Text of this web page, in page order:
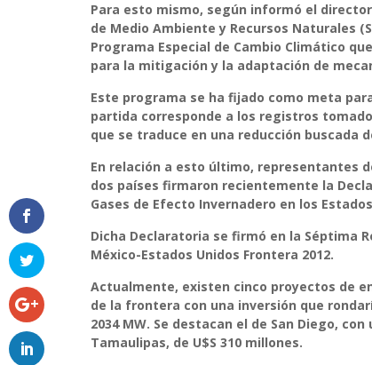
Para esto mismo, según informó el
de Medio Ambiente y Recursos Naturales
Programa Especial de Cambio Climático
para la mitigación y la adaptación de
Este programa se ha fijado como meta
partida corresponde a los registros
que se traduce en una reducción buscada
En relación a esto último, representantes
dos países firmaron recientemente la
Gases de Efecto Invernadero en los
Dicha Declaratoria se firmó en la Séptima
México-Estados Unidos Frontera 2012.
Actualmente, existen cinco proyectos de
de la frontera con una inversión que
2034 MW. Se destacan el de San Diego,
Tamaulipas, de U$S 310 millones.